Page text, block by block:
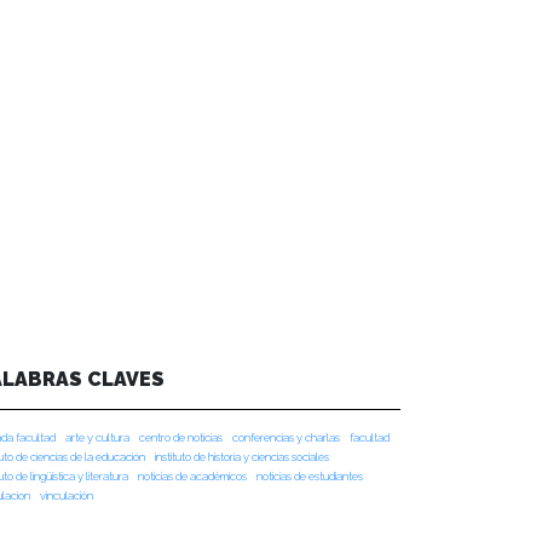
CLAVES
facultad arte y cultura centro de noticias conferencias y charlas
facultad
de ciencias de la educación
instituto de historia y ciencias sociales
de lingüística y literatura
noticias de académicos
noticias de estudiantes
vinculación